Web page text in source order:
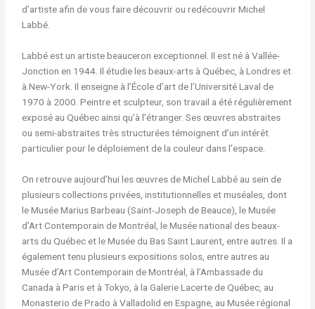
d’artiste afin de vous faire découvrir ou redécouvrir Michel
Labbé.
Labbé est un artiste beauceron exceptionnel. Il est né à Vallée-
Jonction en 1944. Il étudie les beaux-arts à Québec, à Londres et
à New-York. Il enseigne à l’École d’art de l’Université Laval de
1970 à 2000. Peintre et sculpteur, son travail a été régulièrement
exposé au Québec ainsi qu’à l’étranger. Ses œuvres abstraites
ou semi-abstraites très structurées témoignent d’un intérêt
particulier pour le déploiement de la couleur dans l’espace.
On retrouve aujourd’hui les œuvres de Michel Labbé au sein de
plusieurs collections privées, institutionnelles et muséales, dont
le Musée Marius Barbeau (Saint-Joseph de Beauce), le Musée
d’Art Contemporain de Montréal, le Musée national des beaux-
arts du Québec et le Musée du Bas Saint Laurent, entre autres. Il a
également tenu plusieurs expositions solos, entre autres au
Musée d’Art Contemporain de Montréal, à l’Ambassade du
Canada à Paris et à Tokyo, à la Galerie Lacerte de Québec, au
Monasterio de Prado à Valladolid en Espagne, au Musée régional